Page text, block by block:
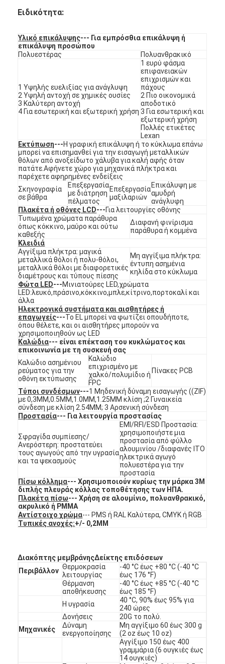
Σπίτι
Προϊόντα
Βίντεο
Εμφάνιση VR
Σχετικά με εμάς
Επισκεψή εργοστασίου
Έλεγχος ποιότητας
Επικοινωνήστε μαζί μας
Ειδήσεις
Ζητήστε μια προσφορά
Διακόπτης μεμβρανών οδηγήσεων
Αφής διακόπτης μεμβρανών
Διακόπτης μεμβρανών FPC
Αδιάβροχος διακόπτης μεμβρανών
Διακόπτης μεμβράνης ψηφιακής εκτύπωσης
διακόπτης μεμβράνης με φωτισμό από πίσω
Ιατρικός διακόπτης μεμβρανών
Διακόπτης επίπεδης μεμβράνης
Διακόπτης μεμβράνης ESD
Εναλλακτικός διακόπτης μεμβράνης LCD
Χωρητικός διακόπτης μεμβρανών
Ειδικότητα:
Υλικό επικάλυψης--- Για εμπρόσθια επικάλυψη ή
επικάλυψη προσώπου
Πολυεστέρας
Πολυανθρακικό
1 Υψηλής ευελιξίας για ανάγλυψη
2 Υψηλή αντοχή σε χημικές ουσίες
3 Καλύτερη αντοχή
4 Για εσωτερική και εξωτερική χρήση
1 ευρύ φάσμα
επιφανειακών
επιχρισμών και
πάχους
2 Πιο οικονομικά
αποδοτικό
3 Για εσωτερική και
εξωτερική χρήση
Πολλές ετικέτες
Lexan
Εκτύπωση---Η γραφική επικάλυψη ή το κύκλωμα επάνω
μπορεί να επισημανθεί για την εισαγωγή μεταλλικών
θόλων από ανοξείδωτο χάλυβα για καλή αφής όταν
πατάτε.Αφήνετε χώρο για μηχανικά πλήκτρα και
παρέχετε αφηρημένες ενδείξεις
Σκηνογραφία
σε βάθρα
Επεξεργασία
με διάτρηση
πέλματος
Επεξεργασία
μαξιλαριών
Επικάλυψη με
αμυδρή
ανάγλυφη
Πλακέτα ή οθόνες LCD---Για λειτουργίες οθόνης
Τυπωμένα χρώματα παράθυρα
όπως κόκκινο, μαύρο και ούτω
καθεξής
Διαφανή φινίρισμα
παράθυρα ή κομμένα
Κλειδιά
Αγγίξιμα πλήκτρα: μαγικά
μεταλλικά θόλοι ή πολυ-θόλοι,
μεταλλικά θόλοι με διαφορετικές
διαμέτρους και τύπους πίεσης
Μη αγγίξιμα πλήκτρα:
έντυπη ασημένια
κηλίδα στο κύκλωμα
Φώτα LED---Μινιατούρες LED,χρώματα
LED:λευκό,πράσινο,κόκκινο,μπλε,κίτρινο,πορτοκαλί και
άλλα
Ηλεκτρονικά συστήματα και αισθητήρες ή
επαγωγείς---Το EL μπορεί να φωτίζει οπουδήποτε,
όπου θέλετε, και οι αισθητήρες μπορούν να
χρησιμοποιηθούν ως LED
Καλώδια--- είναι επέκταση του κυκλώματος και
επικοινωνία με τη συσκευή σας
Καλώδιο ασημένιου
ρεύματος για την
οθόνη εκτύπωσης
Καλώδιο
επιχρισμένο με
χαλκό/πολυμίδιο ή
FPC
Πίνακες PCB
Τύποι συνδέσμων---1 Μηδενική δύναμη εισαγωγής ((ZIF)
με 0,3MM,0.5MM,1.0MM,1.25MM κλίση ;2 Γυναικεία
σύνδεση με κλίση 2.54MM; 3 Αρσενική σύνδεση
Προστασία--- Για λειτουργία προστασίας
Σφραγίδα συμπίεσης/
Ανερόστερη: προστατεύει
τους αγωγούς από την υγρασία
και τα ψεκασμούς
EMI/RFI/ESD Προστασία:
χρησιμοποιήστε μια
προστασία από φύλλο
αλουμινίου /διαφανές ITO
ηλεκτρικά αγωγό
πολυεστέρα για την
προστασία
Πίσω κόλλημα--- Χρησιμοποιούν κυρίως την μάρκα 3M
διπλής πλευράς κόλλας τοποθέτησης των ΗΠΑ.
Πλακέτα πίσω--- Χρήση σε αλουμίνιο, πολυανθρακικό,
ακρυλικό ή PMMA
Αντίστοιχο χρώμα--- PMS ή RAL Καλύτερα, CMYK ή RGB
Τυπικές ανοχές:+/- 0,2MM
Διακόπτης μεμβράνηςΔείκτης επιδόσεων
Περιβάλλον Θερμοκρασία
λειτουργίας
-40 °C έως +80 °C (-40 °C
έως 176 °F)
Θέρμανση
αποθήκευσης
-40 °C έως +85 °C (-40 °C
έως 185 °F)
Η υγρασία
40 °C, 90% έως 95% για
240 ώρες
Δονήσεις
20G το πολύ.
Μηχανικές
Δύναμη
ενεργοποίησης
Μη αγγίξιμο 60 έως 300 g
(2 oz έως 10 oz)
Αγγίξιμο 150 έως 400
γραμμάρια (6 ουγκιές έως
14 ουγκιές)